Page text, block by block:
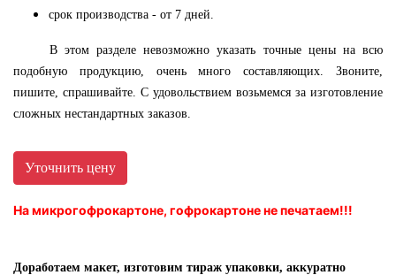
срок производства - от 7 дней.
В этом разделе невозможно указать точные цены на всю
подобную продукцию, очень много составляющих. Звоните,
пишите, спрашивайте. С удовольствием возьмемся за изготовление
сложных нестандартных заказов.
Уточнить цену
На микрогофрокартоне, гофрокартоне не печатаем!!!
Доработаем макет, изготовим тираж упаковки, аккуратно